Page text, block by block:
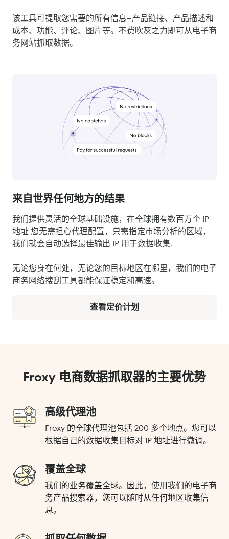
该工具可提取您需要的所有信息--产品链接、产品描述和
成本、功能、评论、图片等。不费吹灰之力即可从电子商
务网站抓取数据。
来自世界任何地方的结果
我们提供灵活的全球基础设施，在全球拥有数百万个 IP
地址 您无需担心代理配置，只需指定市场分析的区域，
我们就会自动选择最佳输出 IP 用于数据收集.
无论您身在何处，无论您的目标地区在哪里，我们的电子
商务网络搜刮工具都能保证稳定和高速。
查看定价计划
Froxy 电商数据抓取器的主要优势
高级代理池
Froxy 的全球代理池包括 200 多个地点。您可以
根据自己的数据收集目标对 IP 地址进行微调。
覆盖全球
我们的业务覆盖全球。因此，使用我们的电子商
务产品搜索器，您可以随时从任何地区收集信
息。